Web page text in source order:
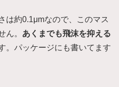
は約0.1μmなので、このマス
ん。 あくまでも飛沫を抑える
。パッケージにも書いてます